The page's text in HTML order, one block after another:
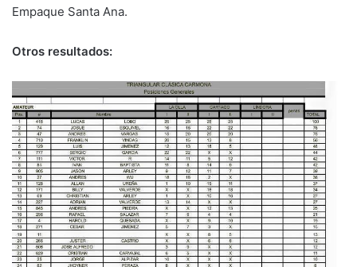
Empaque Santa Ana.
Otros resultados: